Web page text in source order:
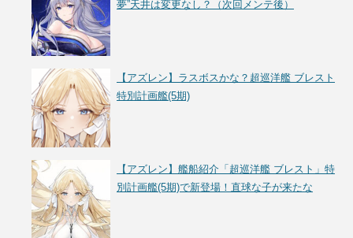
夢”天井は変更なし？（次回メンテ後）
【アズレン】ラスボスかな？超巡洋艦 ブレスト
特別計画艦(5期)
【アズレン】艦船紹介「超巡洋艦 ブレスト」特
別計画艦(5期)で新登場！直球な子が来たな